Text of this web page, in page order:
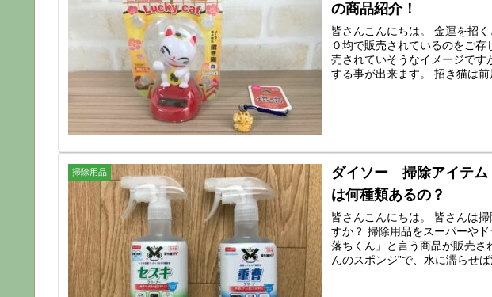
の商品紹介！
皆さんこんにちは。 金運を招
０均で販売されているのをご
売されていそうなイメージです
する事が出来ます。 招き猫は
掃除用品
ダイソー 掃除アイテム
は何種類あるの？
皆さんこんにちは。 皆さんは
すか？ 掃除用品をスーパーや
落ちくん」と言う商品が販売さ
んのスポンジ”で、水に濡らせ